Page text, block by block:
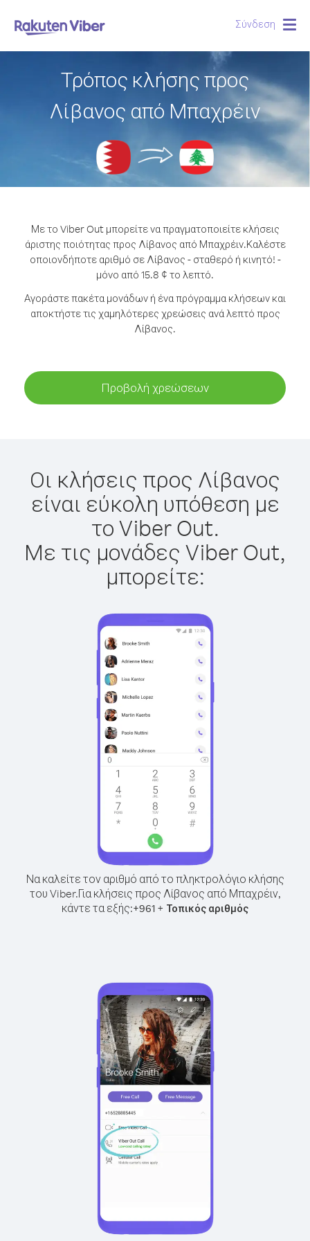
Σύνδεση
Τρόπος κλήσης προς
Λίβανος από Μπαχρέιν
Με το Viber Out μπορείτε να πραγματοποιείτε κλήσεις
άριστης ποιότητας προς Λίβανος από Μπαχρέιν.Καλέστε
οποιονδήποτε αριθμό σε Λίβανος - σταθερό ή κινητό! -
μόνο από 15.8 ¢ το λεπτό.
Αγοράστε πακέτα μονάδων ή ένα πρόγραμμα κλήσεων και
αποκτήστε τις χαμηλότερες χρεώσεις ανά λεπτό προς
Λίβανος.
Προβολή χρεώσεων
Οι κλήσεις προς Λίβανος
είναι εύκολη υπόθεση με
το Viber Out.
Με τις μονάδες Viber Out,
μπορείτε:
Να καλείτε τον αριθμό από το πληκτρολόγιο κλήσης
του Viber.Για κλήσεις προς Λίβανος από Μπαχρέιν,
κάντε τα εξής:+961 + Τοπικός αριθμός